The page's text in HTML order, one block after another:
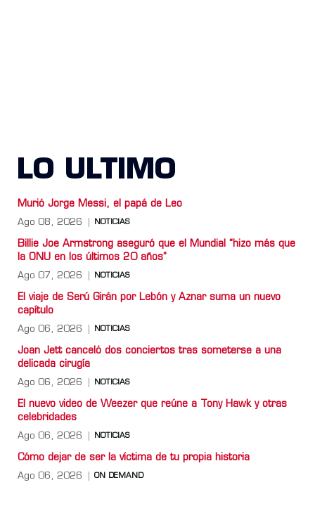
LO ULTIMO
Murió Jorge Messi, el papá de Leo
Ago 08, 2026 NOTICIAS
Billie Joe Armstrong aseguró que el Mundial “hizo más que
la ONU en los últimos 20 años”
Ago 07, 2026 NOTICIAS
El viaje de Serú Girán por Lebón y Aznar suma un nuevo
capítulo
Ago 06, 2026 NOTICIAS
Joan Jett canceló dos conciertos tras someterse a una
delicada cirugía
Ago 06, 2026 NOTICIAS
El nuevo video de Weezer que reúne a Tony Hawk y otras
celebridades
Ago 06, 2026 NOTICIAS
Cómo dejar de ser la víctima de tu propia historia
Ago 06, 2026 ON DEMAND